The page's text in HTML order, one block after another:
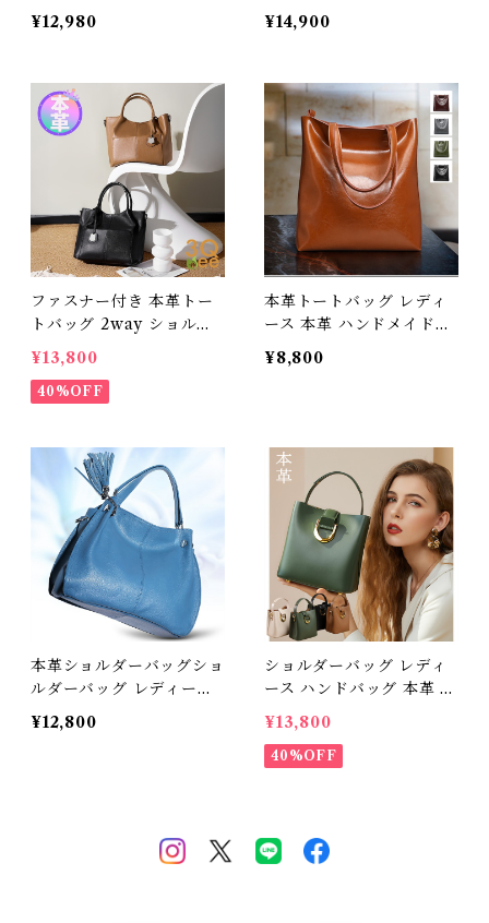
革 ハンドメイド バッグ 牛
革 オフホワイト グレーグ
ラック 送料無料 母の日 プ
レゼント 270169_ee
¥12,980
ッグ 牛革 グリーン グレー
ワインレッド 送料無料 母
qz
¥14,900
ファスナー付き 本革トー
トバッグ 2way ショルダ
ーバッグ レディース 本革
ハンドメイドバッグ 牛革
送料無料 3Qbz 本革トー
イドバッグ 牛革 A4対応
送料無料 母の日 プレゼン
¥13,800
40%OFF
本革トートバッグ レディ
ース 本革 ハンドメイドバ
ッグ 牛革 グリーン グレー
ワインレッド A4対応 送料
¥8,800
本革ショルダーバッグショ
ルダーバッグ レディース
ハンドバッグ 牛革 ハンド
メイドバッグ Ａ４収納 タ
¥12,800
ショルダーバッグ レディ
ース ハンドバッグ 本革 ハ
ンドメイドバッグ 送料無
料
¥13,800
40%OFF